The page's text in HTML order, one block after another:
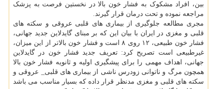
بین، افراد مشکوک به فشار خون بالا در نخستین فرصت به پزشک
مراجعه نموده و تحت درمان قرار گیرند.
مجری مطالعه جلوگیری از بیماری های قلبی عروقی و سکته های
قلبی و مغزی در ایران با بیان این که بر مبنای گایدلاین جدید جهانی،
فشار خون طبیعی، ۱۲ روی ۸ است و فشار خون بالاتر از این میزان،
غیرطبیعی است تصریح کرد: تعریف جدید فشار خون در گایدلاین
جهانی، اهداف مهمی را برای پیشگیری اولیه و ثانویه فشار خون بالا
همچون مرگ و ناتوانی زودرس ناشی از بیماری های قلبی_ عروقی و
سکته های قلبی و مغزی مدنظر قرار داده که بسیار مناسب می باشد